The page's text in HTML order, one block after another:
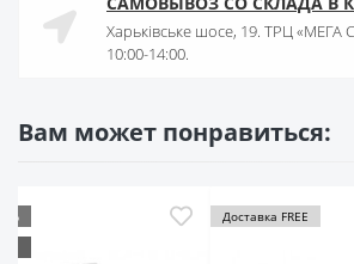
Харьківське шосе, 19. ТРЦ «МЕГА
10:00-14:00.
Вам может понравиться:
FREE